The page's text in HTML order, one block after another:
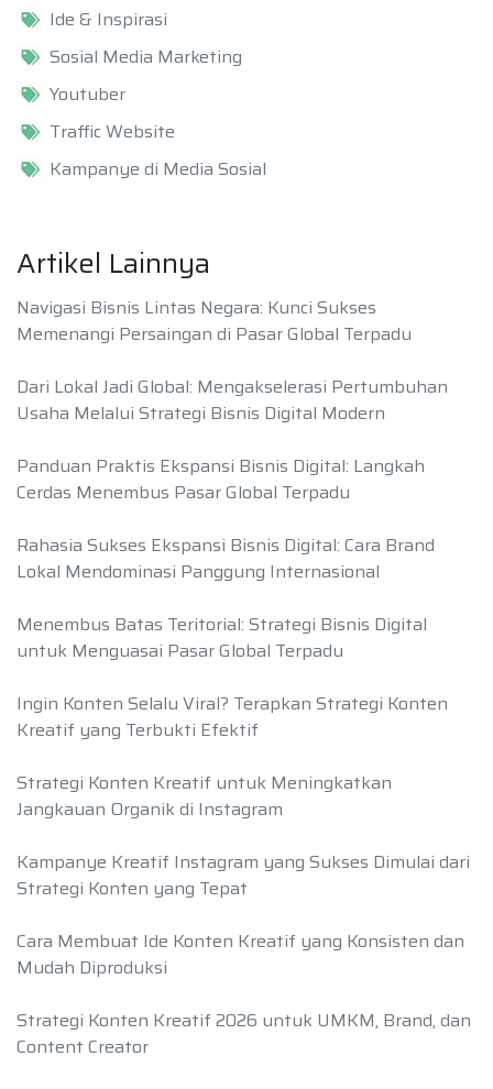
Ide & Inspirasi
Sosial Media Marketing
Youtuber
Traffic Website
Kampanye di Media Sosial
Artikel Lainnya
Navigasi Bisnis Lintas Negara: Kunci Sukses
Memenangi Persaingan di Pasar Global Terpadu
Dari Lokal Jadi Global: Mengakselerasi Pertumbuhan
Usaha Melalui Strategi Bisnis Digital Modern
Panduan Praktis Ekspansi Bisnis Digital: Langkah
Cerdas Menembus Pasar Global Terpadu
Rahasia Sukses Ekspansi Bisnis Digital: Cara Brand
Lokal Mendominasi Panggung Internasional
Menembus Batas Teritorial: Strategi Bisnis Digital
untuk Menguasai Pasar Global Terpadu
Ingin Konten Selalu Viral? Terapkan Strategi Konten
Kreatif yang Terbukti Efektif
Strategi Konten Kreatif untuk Meningkatkan
Jangkauan Organik di Instagram
Kampanye Kreatif Instagram yang Sukses Dimulai dari
Strategi Konten yang Tepat
Cara Membuat Ide Konten Kreatif yang Konsisten dan
Mudah Diproduksi
Strategi Konten Kreatif 2026 untuk UMKM, Brand, dan
Content Creator